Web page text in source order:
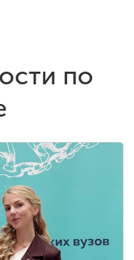
по